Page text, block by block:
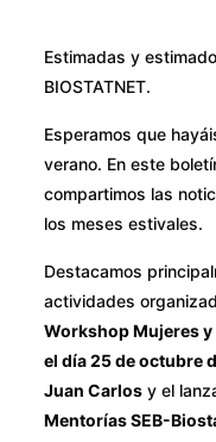
Estimadas y
BIOSTATNET.
Esperamos que
verano. En este
compartimos las
los meses estivales.
Destacamos
actividades
Workshop Mujeres
el día 25 de octubre
Juan Carlosy el
Mentorías SEB-